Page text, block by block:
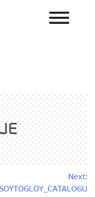
Next: